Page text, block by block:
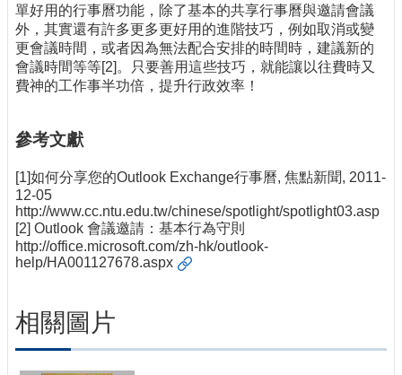
單好用的行事曆功能，除了基本的共享行事曆與邀請會議
外，其實還有許多更多更好用的進階技巧，例如取消或變
更會議時間，或者因為無法配合安排的時間時，建議新的
會議時間等等[2]。只要善用這些技巧，就能讓以往費時又
費神的工作事半功倍，提升行政效率！
參考文獻
[1]如何分享您的Outlook Exchange行事曆, 焦點新聞, 2011-
12-05
http://www.cc.ntu.edu.tw/chinese/spotlight/spotlight03.asp
[2] Outlook 會議邀請：基本行為守則
http://office.microsoft.com/zh-hk/outlook-
help/HA001127678.aspx
相關圖片